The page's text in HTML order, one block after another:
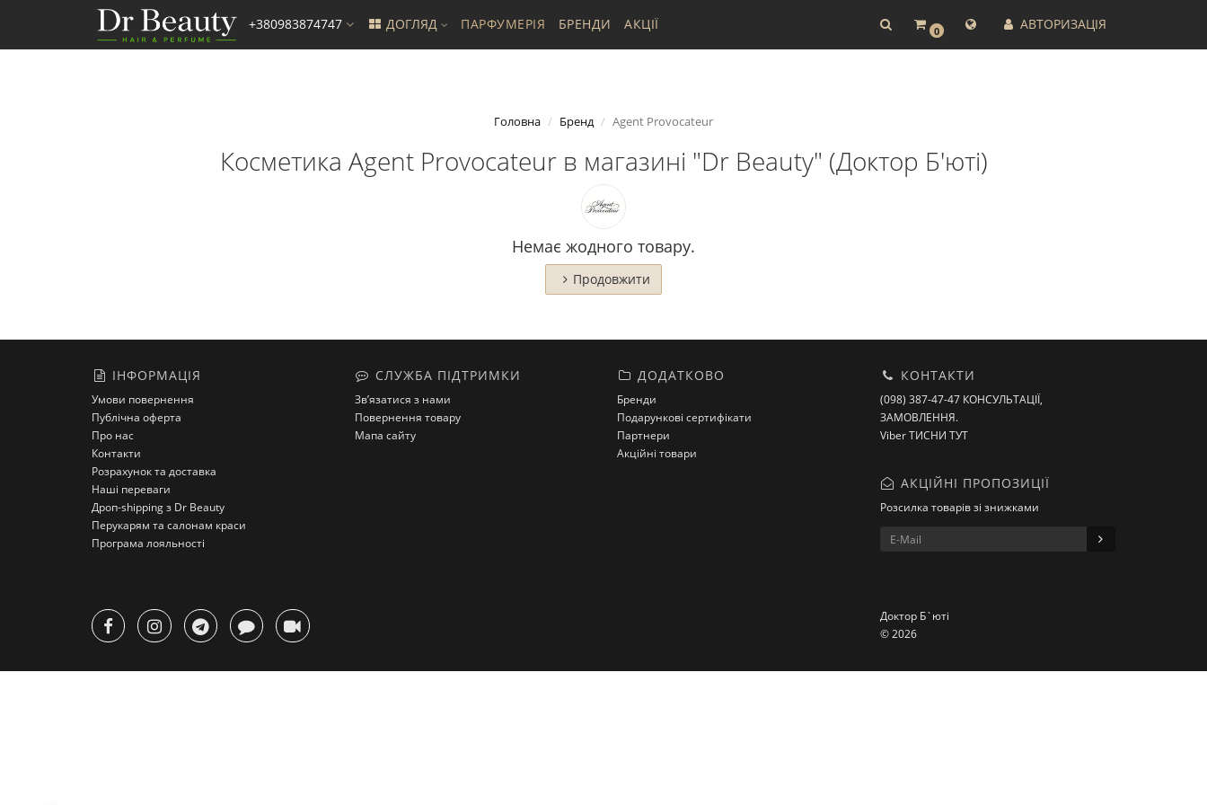
0 АВТОРИЗАЦІЯ
+380983874747 ДОГЛЯД ПАРФУМЕРІЯ БРЕНДИ АКЦІЇ
Головна Бренд Agent Provocateur
Косметика Agent Provocateur в магазині "Dr Beauty" (Доктор Б'юті)
Немає жодного товару.
Продовжити
ІНФОРМАЦІЯ
Умови повернення
Публічна оферта
Про нас
Контакти
Розрахунок та доставка
Наші переваги
Дроп-shipping з Dr Beauty
Перукарям та салонам краси
Програма лояльності
СЛУЖБА ПІДТРИМКИ
Зв’язатися з нами
Повернення товару
Мапа сайту
ДОДАТКОВО
Бренди
Подарункові сертифікати
Партнери
Акційні товари
КОНТАКТИ
(098) 387-47-47 КОНСУЛЬТАЦІЇ,
ЗАМОВЛЕННЯ.
Viber ТИСНИ ТУТ
АКЦІЙНІ ПРОПОЗИЦІЇ
Розсилка товарів зі знижками
Доктор Б`юті
© 2026